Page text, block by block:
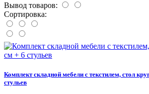
Вывод товаров:
Сортировка:
Комплект складной мебели с текстилем, стол
стульев